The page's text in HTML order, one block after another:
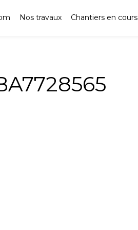
Nos travaux Chantiers en cours